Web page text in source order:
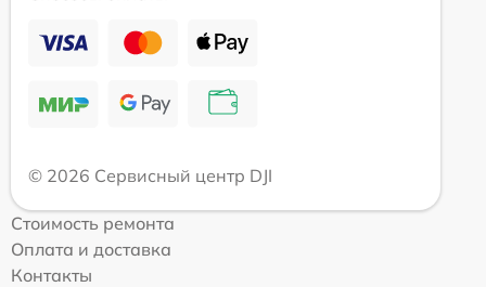
© 2026 Сервисный центр DJI
Стоимость ремонта
Оплата и доставка
Контакты